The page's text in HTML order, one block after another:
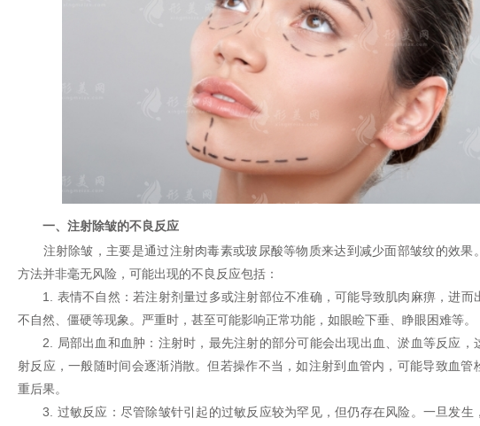
一、注射除皱的不良反应
注射除皱，主要是通过注射肉毒素或玻尿酸等物质来达到减少面部皱纹的效果
方法并非毫无风险，可能出现的不良反应包括：
1. 表情不自然：若注射剂量过多或注射部位不准确，可能导致肌肉麻痹，进而
不自然、僵硬等现象。严重时，甚至可能影响正常功能，如眼睑下垂、睁眼困难等。
2. 局部出血和血肿：注射时，最先注射的部分可能会出现出血、淤血等反应，
射反应，一般随时间会逐渐消散。但若操作不当，如注射到血管内，可能导致血管
重后果。
3. 过敏反应：尽管除皱针引起的过敏反应较为罕见，但仍存在风险。一旦发生